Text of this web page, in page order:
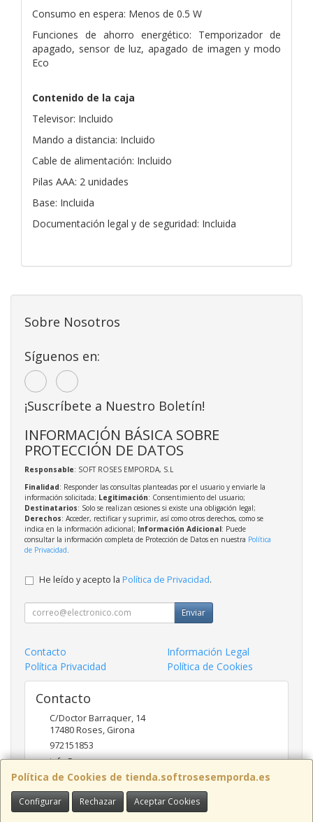
Consumo en espera: Menos de 0.5 W
Funciones de ahorro energético: Temporizador de
apagado, sensor de luz, apagado de imagen y modo
Eco
Contenido de la caja
Televisor: Incluido
Mando a distancia: Incluido
Cable de alimentación: Incluido
Pilas AAA: 2 unidades
Base: Incluida
Documentación legal y de seguridad: Incluida
Política de Cookies de tienda.softrosesemporda.es
Configurar Rechazar Aceptar Cookies
Sobre Nosotros
Síguenos en:
¡Suscríbete a Nuestro Boletín!
INFORMACIÓN BÁSICA SOBRE
PROTECCIÓN DE DATOS
Responsable: SOFT ROSES EMPORDA, S.L
Finalidad: Responder las consultas planteadas por el usuario y enviarle la
información solicitada; Legitimación: Consentimiento del usuario;
Destinatarios: Solo se realizan cesiones si existe una obligación legal;
Derechos: Acceder, rectificar y suprimir, así como otros derechos, como se
indica en la información adicional; Información Adicional: Puede
consultar la información completa de Protección de Datos en nuestra Política
de Privacidad
He leído y acepto la Política de Privacidad.
Enviar
Contacto
Información Legal
Política Privacidad
Política de Cookies
Contacto
C/Doctor Barraquer, 14
17480Roses, Girona
972151853
info@ncsroses.com
Horario